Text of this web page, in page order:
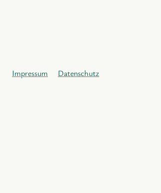
Impressum Datenschutz